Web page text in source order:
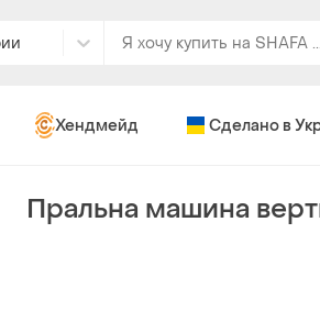
Хендмейд Сделано в
Пральна машина